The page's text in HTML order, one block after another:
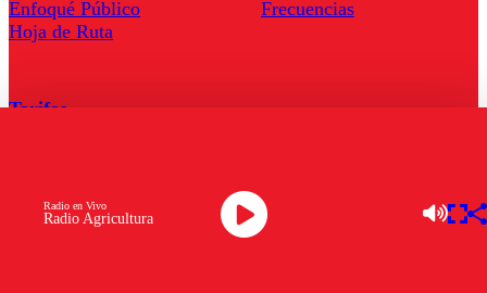
Radio Agricultura
Radio en Vivo
Enfoqué Público
Hoja de Ruta
Frecuencias
Tarifas